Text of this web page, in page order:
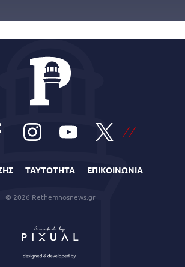
ΤΑΥΤΟΤΗΤΑ ΕΠΙΚΟΙΝΩΝΙΑ
© 2026 Rethemnosnews.gr